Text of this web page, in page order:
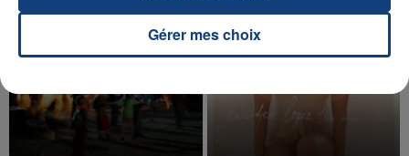
Gérer mes choix